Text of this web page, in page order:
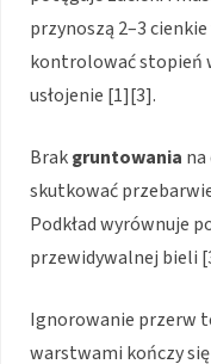
przynoszą 2–3
kontrolować stopień
usłojenie [1][3].
Brakgruntowania
skutkować
Podkład wyrównuje
przewidywalnej bieli
Ignorowanie przerw
warstwami kończy